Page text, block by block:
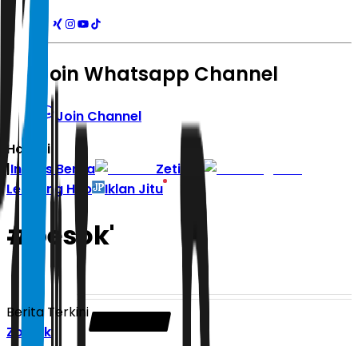
Join Whatsapp Channel
Join Channel
Hari ini
|Indeks Berita
Zetizen
Learning Hub
Iklan Jitu
# besok'
Berita Terkini
Zodiak